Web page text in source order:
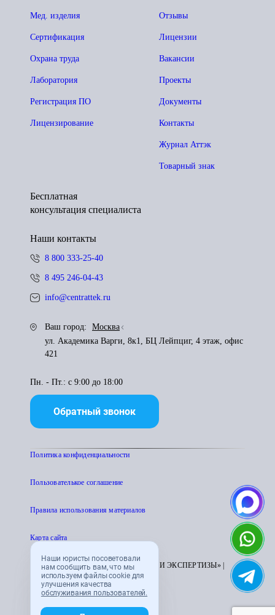
Наши юристы посоветовали
нам сообщить вам, что мы
используем файлы cookie для
улучшения качества
обслуживания пользователей.
Отзывы
Лицензии
Вакансии
Проекты
Документы
Контакты
Журнал Аттэк
Товарный знак
Мед. изделия
Сертификация
Охрана труда
Лаборатория
Регистрация ПО
Лицензирование
Бесплатная
консультация специалиста
Наши контакты
8 800 333-25-40
8 495 246-04-43
info@centrattek.ru
Ваш город:
Москва
ул. Академика Варги, 8к1, БЦ Лейпциг, 4 этаж, офис
421
Пн. - Пт.: с 9:00 до 18:00
Обратный звонок
Политика конфиденциальности
Пользователькое соглашение
Правила использования материалов
Карта сайта
© 1995 - 2026 «ЦЕНТР АТТЕСТАЦИИ И ЭКСПЕРТИЗЫ» |
CENTRATTEK.RU